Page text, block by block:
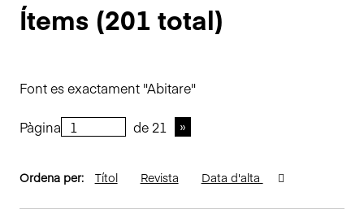
Ítems (201 total)
Font es exactament "Abitare"
Pàgina de 21
Ordena per: Títol Revista Data d'alta